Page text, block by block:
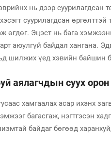
нь дээр
суурилагдсан
өгдөг. Эцэст нь бага
аюулгүй байдал хангана.
шилжих үед хэвийн байшин
аялагчдын суух
хамгаалах асар ихэнх
багасгаж, нэгтгэсэн
байдаг бөгөөд